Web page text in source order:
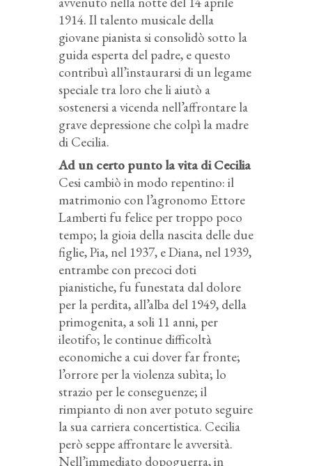
1914. Il talento musicale della
giovane pianista si consolidò sotto la
guida esperta del padre, e questo
contribuì all’instaurarsi di un legame
speciale tra loro che li aiutò a
sostenersi a vicenda nell’affrontare la
grave depressione che colpì la madre
di Cecilia.
Ad un certo punto la vita di Cecilia
Cesi cambiò in modo repentino: il
matrimonio con l’agronomo Ettore
Lamberti fu felice per troppo poco
tempo; la gioia della nascita delle due
figlie, Pia, nel 1937, e Diana, nel 1939,
entrambe con precoci doti
pianistiche, fu funestata dal dolore
per la perdita, all’alba del 1949, della
primogenita, a soli 11 anni, per
ileotifo; le continue difficoltà
economiche a cui dover far fronte;
l’orrore per la violenza subìta; lo
strazio per le conseguenze; il
rimpianto di non aver potuto seguire
la sua carriera concertistica. Cecilia
però seppe affrontare le avversità.
Nell’immediato dopoguerra, in